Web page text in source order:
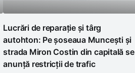
Lucrări de reparație și târg
autohton: Pe șoseaua Muncești și
strada Miron Costin din capitală se
anunță restricții de trafic